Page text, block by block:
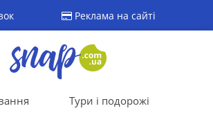
Реклама на сайті
Тури і подорожі